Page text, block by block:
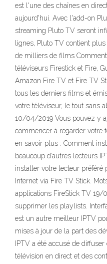
est l'une des chaînes en
aujourd'hui. Avec l'add-on
streaming Pluto TV seront
lignes, Pluto TV contient
de milliers de films
téléviseurs Firestick et Fire,
Amazon Fire TV et Fire TV
tous les derniers films et
votre téléviseur, le tout sans
10/04/2019 Vous pouvez y
commencer à regarder votre
en savoir plus : Comment
beaucoup d’autres lecteurs
installer votre lecteur préféré
Internet via Fire TV Stick.
applications FireStick TV 19/
supprimer les playlists.
est un autre meilleur IPTV
mises à jour de la part des
IPTV a été accusé de
télévision en direct et des